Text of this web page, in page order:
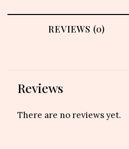
REVIEWS (0)
Reviews
There are no reviews yet.